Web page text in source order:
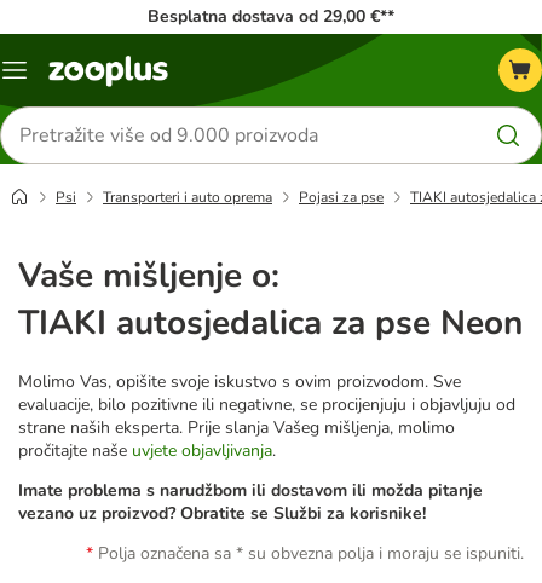
Besplatna dostava od 29,00 €**
Izbornik
Traži
proizvode
Psi Transporteri i auto oprema Pojasi za pse TIAKI autosjedalica
Vaše mišljenje o:
TIAKI autosjedalica za pse Neon
Molimo Vas, opišite svoje iskustvo s ovim proizvodom. Sve
evaluacije, bilo pozitivne ili negativne, se procijenjuju i objavljuju od
strane naših eksperta. Prije slanja Vašeg mišljenja, molimo
pročitajte naše uvjete objavljivanja.
Imate problema s narudžbom ili dostavom ili možda pitanje
vezano uz proizvod? Obratite se Službi za korisnike!
Polja označena sa * su obvezna polja i moraju se ispuniti.